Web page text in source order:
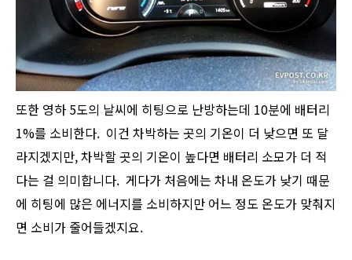
또한 영하 5도의 날씨에 히팅으로 난방하는데 10분에 배터리
1%를 소비한다. 이건 차박하는 곳의 기온이 더 낮으면 또 달
라지겠지만, 차박할 곳의 기온이 높다면 배터리 소모가 더 적
다는 걸 의미합니다. 게다가 처음에는 차내 온도가 낮기 때문
에 히팅에 많은 에너지를 소비하지만 어느 정도 온도가 맞춰지
면 소비가 줄어들겠지요.